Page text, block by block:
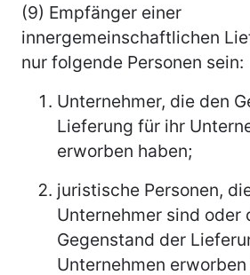
(9) Empfänger einer
innergemeinschaftlichen
nur folgende Personen sein:
Unternehmer, die den
Lieferung für ihr
erworben haben;
juristische Personen,
Unternehmer sind oder
Gegenstand der
Unternehmen